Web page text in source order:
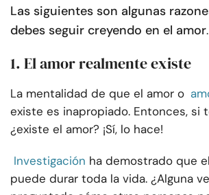
Las siguientes son algunas
debes seguir creyendo en el amor.
1. El amor realmente existe
La mentalidad de que el amor o
existe es inapropiado. Entonces, si
¿existe el amor? ¡Sí, lo hace!
Investigación ha demostrado que
puede durar toda la vida. ¿Alguna